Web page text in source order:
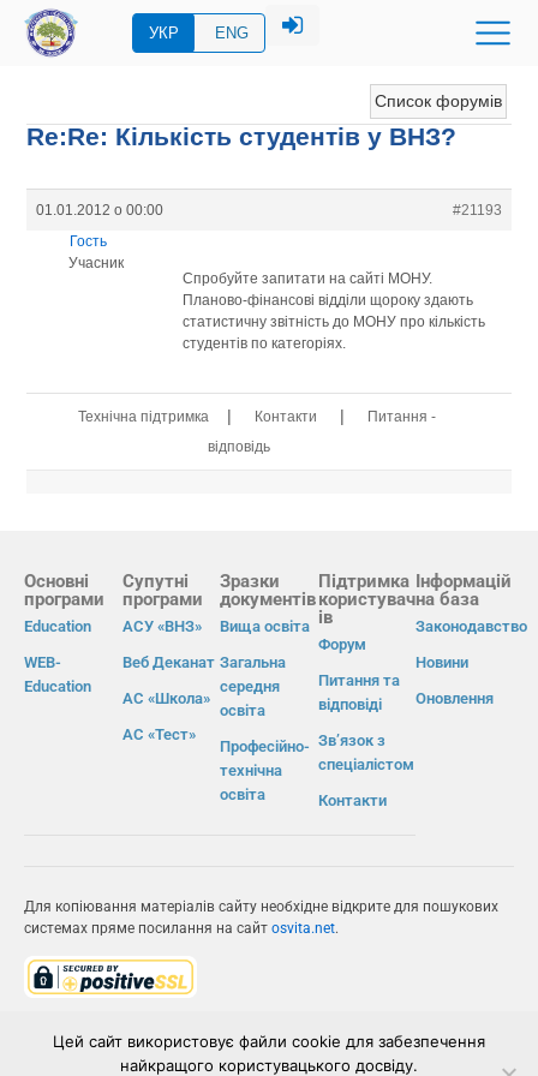
УКР ENG
Список форумів
Re:Re: Кількість студентів у ВНЗ?
01.01.2012 о 00:00
#21193
Гость
Учасник
Спробуйте запитати на сайті МОНУ.
Планово-фінансові відділи щороку здають
статистичну звітність до МОНУ про кількість
студентів по категоріях.
Технічна підтримка | Контакти |
Питання -
відповідь
Основні
програми
Education
WEB-
Education
Супутні
програми
АСУ «ВНЗ»
Веб Деканат
АС «Школа»
АС «Тест»
Зразки
документів
Вища освіта
Загальна
середня
освіта
Професійно-
технічна
освіта
Підтримка
користувач
ів
Форум
Питання та
відповіді
Зв’язок з
спеціалістом
Контакти
Інформацій
на база
Законодавство
Новини
Оновлення
Для копіювання матеріалів сайту необхідне відкрите для пошукових
системах пряме посилання на сайт osvita.net.
Цей сайт використовує файли cookie для забезпечення
найкращого користувацького досвіду.